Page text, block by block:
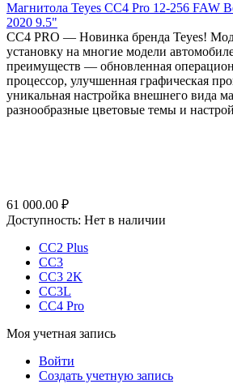
Магнитола Teyes CC4 Pro 12-256 FAW
2020 9.5"
СС4 PRO — Новинка бренда Teyes!
установку на многие модели
преимуществ — обновленная
процессор, улучшенная графическая
уникальная настройка внешнего вида
разнообразные цветовые темы и
61 000.00 ₽
Доступность: Нет в наличии
CC2 Plus
CC3
CC3 2K
CC3L
CC4 Pro
Моя учетная запись
Войти
Создать учетную запись